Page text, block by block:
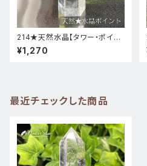
214★天然水晶【タワー・ポイン
ト・原石】天然石インテリア置物
風水新品
¥1,270
最近チェックした商品